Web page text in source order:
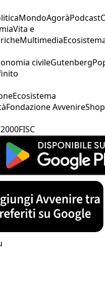
MondoAgoràPodcast
Vita e
Multimedia
civileGutenberg
Ecosistema
Fondazione AvvenireShop
FISC